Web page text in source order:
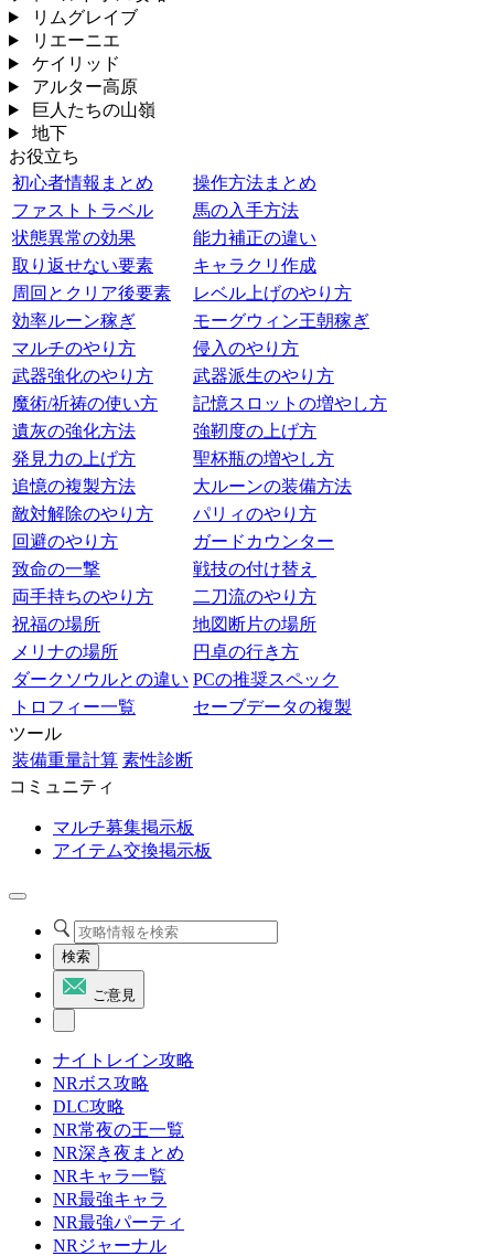
リムグレイブ
リエーニエ
ケイリッド
アルター高原
巨人たちの山嶺
地下
お役立ち
初心者情報まとめ
操作方法まとめ
ファストトラベル
馬の入手方法
状態異常の効果
能力補正の違い
取り返せない要素
キャラクリ作成
周回とクリア後要素
レベル上げのやり方
効率ルーン稼ぎ
モーグウィン王朝稼ぎ
マルチのやり方
侵入のやり方
武器強化のやり方
武器派生のやり方
魔術/祈祷の使い方
記憶スロットの増やし方
遺灰の強化方法
強靭度の上げ方
発見力の上げ方
聖杯瓶の増やし方
追憶の複製方法
大ルーンの装備方法
敵対解除のやり方
パリィのやり方
回避のやり方
ガードカウンター
致命の一撃
戦技の付け替え
両手持ちのやり方
二刀流のやり方
祝福の場所
地図断片の場所
メリナの場所
円卓の行き方
ダークソウルとの違い PCの推奨スペック
トロフィー一覧
セーブデータの複製
ツール
装備重量計算 素性診断
コミュニティ
マルチ募集掲示板
アイテム交換掲示板
検索
ご意見
ナイトレイン攻略
NRボス攻略
DLC攻略
NR常夜の王一覧
NR深き夜まとめ
NRキャラ一覧
NR最強キャラ
NR最強パーティ
NRジャーナル